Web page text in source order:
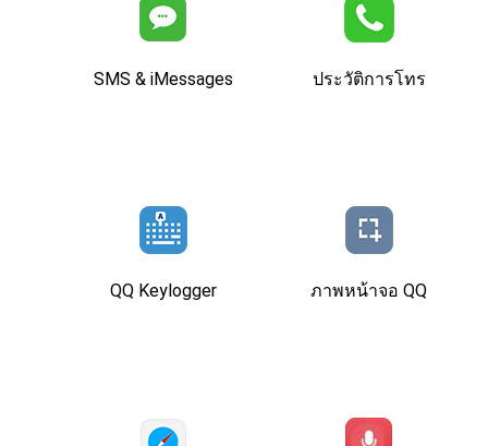
SMS & iMessages ประวัติการโทร
QQ Keylogger ภาพหน้าจอ QQ